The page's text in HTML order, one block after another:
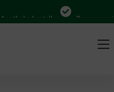
bestellen Bequem